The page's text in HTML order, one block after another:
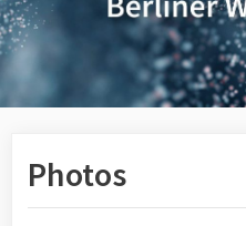
Photos